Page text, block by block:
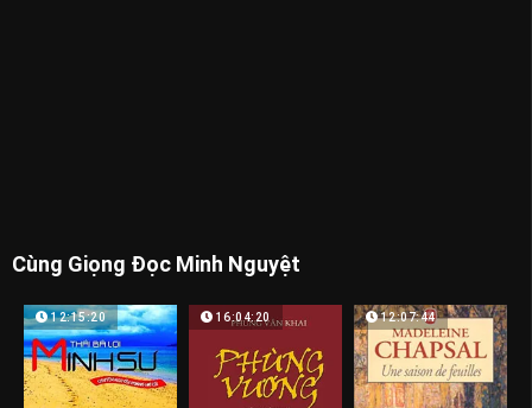
Cùng Giọng Đọc Minh Nguyệt
12:15:20 16:04:20 12:07:44